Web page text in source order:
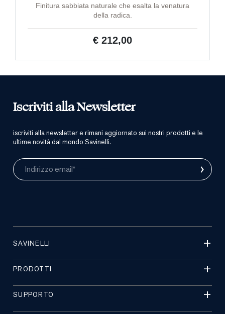
Finitura sabbiata naturale che esalta la venatura
della radica.
€ 212,00
Iscriviti alla Newsletter
iscriviti alla newsletter e rimani aggiornato sui nostri prodotti e le
ultime novità dal mondo Savinelli.
Indirizzo email* ›
SAVINELLI
PRODOTTI
SUPPORTO